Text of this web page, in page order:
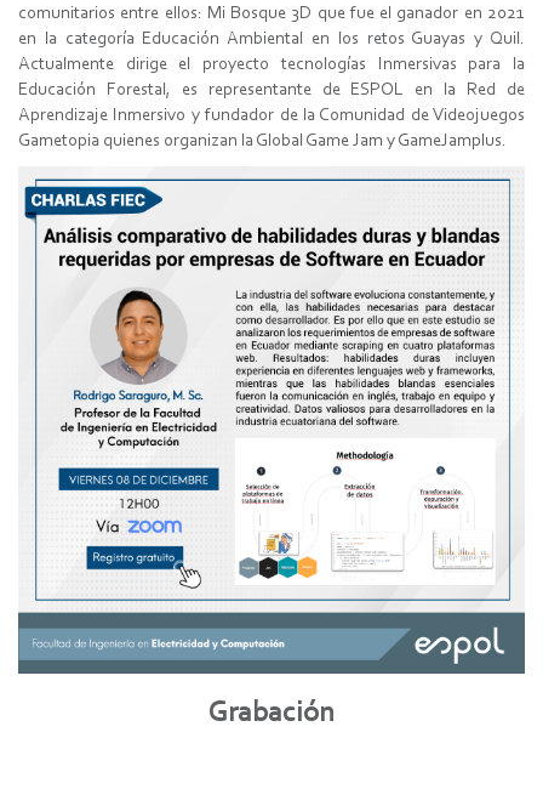
comunitarios entre ellos: Mi Bosque 3D que fue el ganador en 2021
en la categoría Educación Ambiental en los retos Guayas y Quil.
Actualmente dirige el proyecto tecnologías Inmersivas para la
Educación Forestal, es representante de ESPOL en la Red de
Aprendizaje Inmersivo y fundador de la Comunidad de Videojuegos
Gametopia quienes organizan la Global Game Jam y GameJamplus.
Grabación